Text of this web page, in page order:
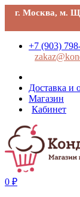
г. Москва, м.
+7 (903)
Доставка и
Магазин
Кабинет
0 ₽